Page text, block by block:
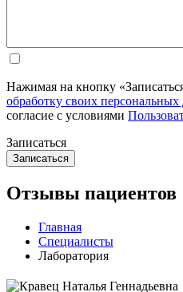
Нажимая на кнопку
обработку своих
согласие с условиями
Записаться
Отзывы пациентов
Главная
Специалисты
Лаборатория